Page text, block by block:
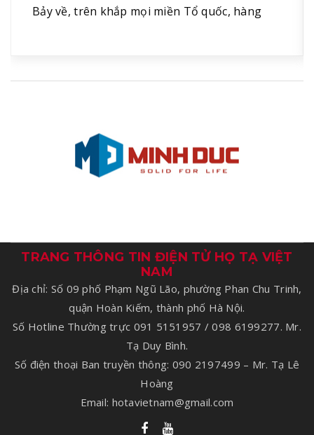
Bảy về, trên khắp mọi miền Tổ quốc, hàng
TRANG THÔNG TIN ĐIỆN TỬ HỌ TẠ VIỆT
NAM
Địa chỉ: Số 09 phố Phạm Ngũ Lão, phường Phan Chu Trinh,
quận Hoàn Kiếm, thành phố Hà Nội.
Số Hotline Thường trực 091 5151957 / 098 6199277. Mr.
Tạ Duy Bình.
Số điện thoại Ban truyền thông: 090 2197499 – Mr. Tạ Lê
Hoàng
Email: hotavietnam@gmail.com